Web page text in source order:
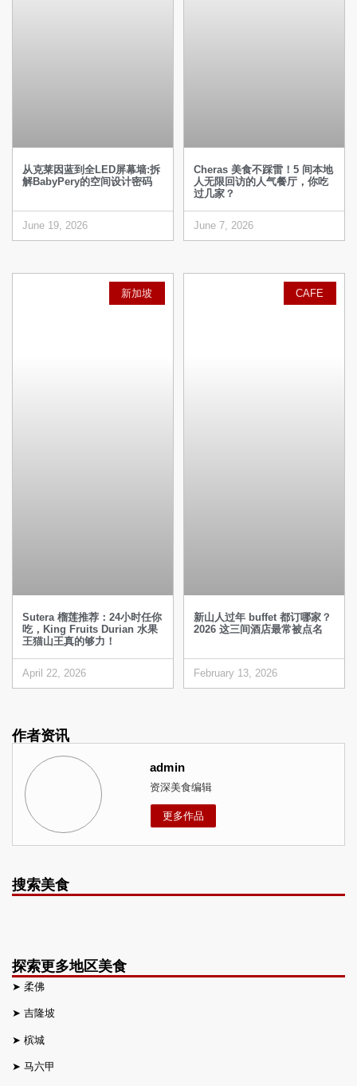
从克莱因蓝到全LED屏幕墙:拆
解BabyPery的空间设计密码
June 19, 2026
Cheras 美食不踩雷！5 间本地
人无限回访的人气餐厅，你吃
过几家？
June 7, 2026
新加坡
Sutera 榴莲推荐：24小时任你
吃，King Fruits Durian 水果
王猫山王真的够力！
April 22, 2026
CAFE
新山人过年 buffet 都订哪家？
2026 这三间酒店最常被点名
February 13, 2026
作者资讯
admin
资深美食编辑
更多作品
搜索美食
探索更多地区美食
➤ 柔佛
➤ 吉隆坡
➤ 槟城
➤ 马六甲